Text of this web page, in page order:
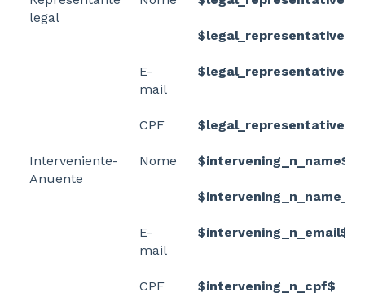
legal
E-
mail
CPF
Interveniente-
Anuente
Nome $intervening_n_name$
E-
mail
$intervening_n_email$
CPF $intervening_n_cpf$